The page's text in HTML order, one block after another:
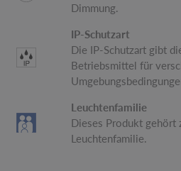
Dimmung.
IP-Schutzart
Die IP-Schutzart gibt
Betriebsmittel für
Leuchtenfamilie
Dieses Produkt gehört
Leuchtenfamilie.